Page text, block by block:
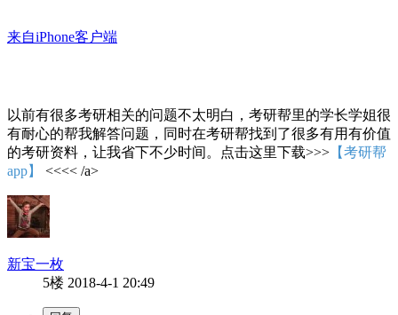
来自iPhone客户端
以前有很多考研相关的问题不太明白，考研帮里的学长学姐很
有耐心的帮我解答问题，同时在考研帮找到了很多有用有价值
的考研资料，让我省下不少时间。点击这里下载>>> 【考研帮
app】
<<<< /a>
新宝一枚
5楼 2018-4-1 20:49